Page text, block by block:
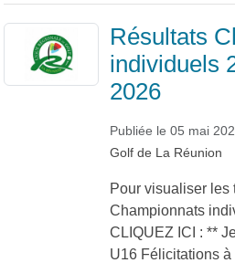
Résultats
individuels
2026
Publiée le 05 mai
Golf de La Réunion
Pour visualiser les
Championnats
CLIQUEZ ICI : **
U16 Félicitations